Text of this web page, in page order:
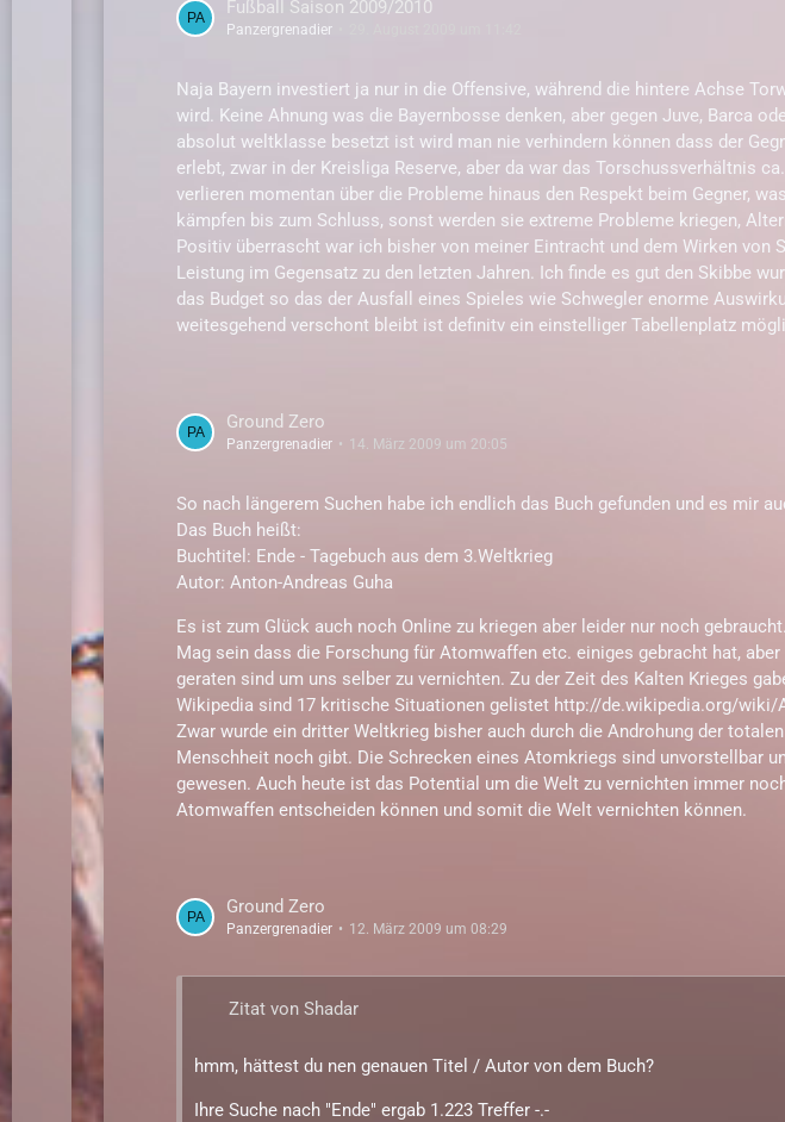
Fußball Saison 2009/2010
Panzergrenadier
Naja Bayern investiert ja nur in die Offensive, während die hintere Achse
wird. Keine Ahnung was die Bayernbosse denken, aber gegen Juve, Barca
absolut weltklasse besetzt ist wird man nie verhindern können dass der
erlebt, zwar in der Kreisliga Reserve, aber da war das Torschussverhältnis
verlieren momentan über die Probleme hinaus den Respekt beim Gegner,
kämpfen bis zum Schluss, sonst werden sie extreme Probleme kriegen,
Positiv überrascht war ich bisher von meiner Eintracht und dem Wirken
Leistung im Gegensatz zu den letzten Jahren. Ich finde es gut den Skibbe
das Budget so das der Ausfall eines Spieles wie Schwegler enorme
weitesgehend verschont bleibt ist definitv ein einstelliger Tabellenplatz
Ground Zero
Panzergrenadier 14. März 2009 um 20:05
So nach längerem Suchen habe ich endlich das Buch gefunden und es mir
Das Buch heißt:
Buchtitel: Ende - Tagebuch aus dem 3.Weltkrieg
Autor: Anton-Andreas Guha
Es ist zum Glück auch noch Online zu kriegen aber leider nur noch gebraucht.
Mag sein dass die Forschung für Atomwaffen etc. einiges gebracht hat,
geraten sind um uns selber zu vernichten. Zu der Zeit des Kalten Krieges
Wikipedia sind 17 kritische Situationen gelistet http://de.wikipedia.org/wiki/
Zwar wurde ein dritter Weltkrieg bisher auch durch die Androhung der
Menschheit noch gibt. Die Schrecken eines Atomkriegs sind unvorstellbar
gewesen. Auch heute ist das Potential um die Welt zu vernichten immer
Atomwaffen entscheiden können und somit die Welt vernichten können.
Ground Zero
Panzergrenadier 12. März 2009 um 08:29
Zitat von Shadar
hmm, hättest du nen genauen Titel / Autor von dem Buch?
Ihre Suche nach "Ende" ergab 1.223 Treffer -.-